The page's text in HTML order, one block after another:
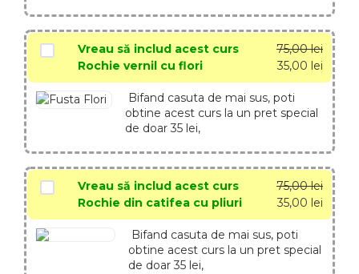
Vreau să includ acest curs
Rochie vernil cu flori
75,00lei
35,00 lei
Bifand casuta de mai sus, poti
obtine acest curs la un pret special
de doar 35 lei,
Vreau să includ acest curs
Rochie din catifea cu pliuri
75,00lei
35,00 lei
Bifand casuta de mai sus, poti
obtine acest curs la un pret special
de doar 35 lei,